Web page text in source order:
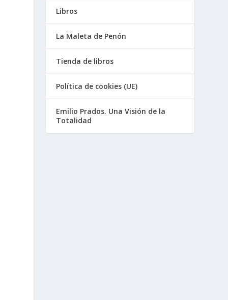
Libros
La Maleta de Penón
Tienda de libros
Política de cookies (UE)
Emilio Prados. Una Visión de la
Totalidad